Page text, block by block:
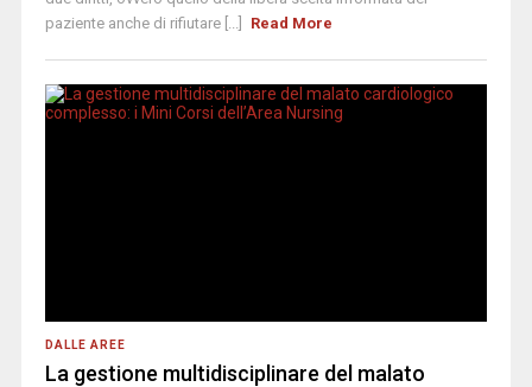
paziente anche di rifiutare [...]
Read More
DALLE AREE
La gestione multidisciplinare del malato